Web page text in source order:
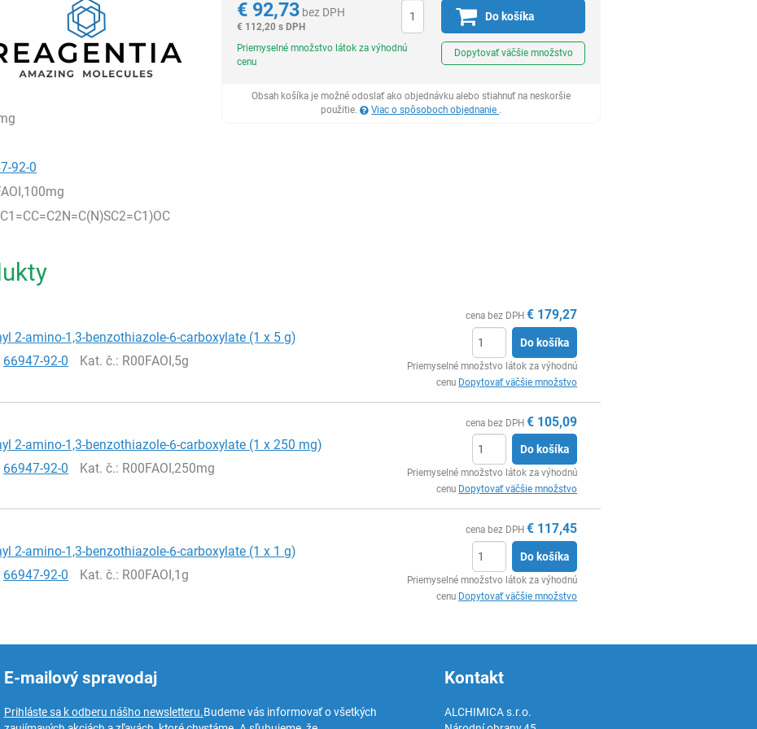
92-0
€92,73 bez DPH
€ 112,20 s DPH
Ks
Do košíka
Priemyselné množstvo látok za výhodnú
cenu
Dopytovať väčšie množstvo
Obsah košíka je možné odoslať ako objednávku alebo stiahnuť na neskoršie
použitie.
Viac o spôsoboch objednanie .
2-amino-1,3-benzothiazole-6-carboxylate (1 x 5 g)
66947-92-0 Kat. č.: R00FAOI,5g
cena bez DPH € 179,27
Do košíka
Priemyselné množstvo látok za výhodnú
cenu Dopytovať väčšie množstvo
2-amino-1,3-benzothiazole-6-carboxylate (1 x 250 mg)
66947-92-0 Kat. č.: R00FAOI,250mg
cena bez DPH € 105,09
Do košíka
Priemyselné množstvo látok za výhodnú
cenu Dopytovať väčšie množstvo
2-amino-1,3-benzothiazole-6-carboxylate (1 x 1 g)
66947-92-0 Kat. č.: R00FAOI,1g
cena bez DPH € 117,45
Do košíka
Priemyselné množstvo látok za výhodnú
cenu Dopytovať väčšie množstvo
E-mailový spravodaj
Prihláste sa k odberu nášho newsletteru.Budeme vás informovať o všetkých
Kontakt
ALCHIMICA s.r.o.